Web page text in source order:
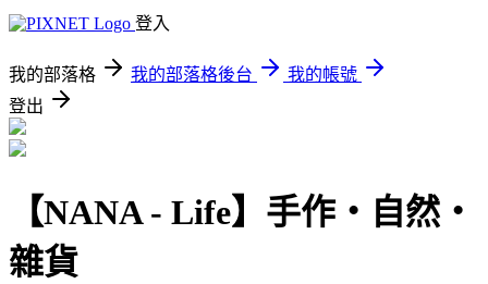
登入
我的部落格 我的部落格後台
我的帳號
登出
【NANA - Life】手作‧自然‧
雜貨